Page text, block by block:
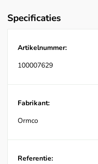
Specificaties
Artikelnummer:
100007629
Fabrikant:
Ormco
Referentie: